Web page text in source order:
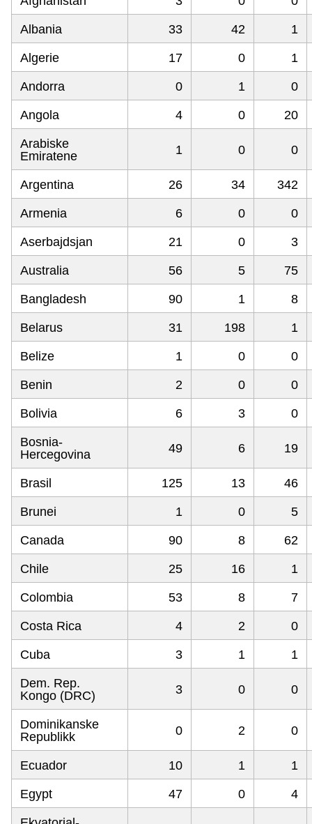
Albania 33 42 1
Algerie 17 0 1
Andorra 0 1 0
Angola 4 0 20
Arabiske
Emiratene
1 0 0
Argentina 26 34 342
Armenia 6 0 0
Aserbajdsjan 21 0 3
Australia 56 5 75
Bangladesh 90 1 8
Belarus 31 198 1
Belize 1 0 0
Benin 2 0 0
Bolivia 6 3 0
Bosnia-
Hercegovina
49 6 19
Brasil 125 13 46
Brunei 1 0 5
Canada 90 8 62
Chile 25 16 1
Colombia 53 8 7
Costa Rica 4 2 0
Cuba 3 1 1
Dem. Rep.
Kongo (DRC)
3 0 0
Dominikanske
Republikk
0 2 0
Ecuador 10 1 1
Egypt 47 0 4